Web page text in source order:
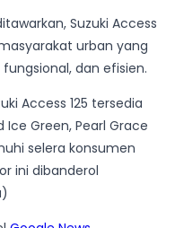
Suzuki Access
urban yang
dan efisien.
Access 125 tersedia
Green, Pearl Grace
selera konsumen
ini dibanderol